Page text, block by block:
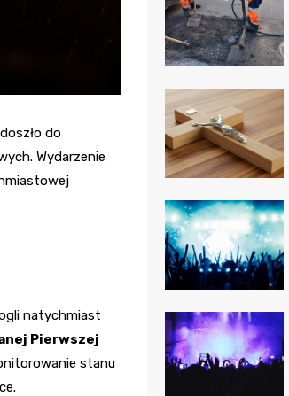
do
Wydarzenie
natychmiast
Pierwszej
stanu